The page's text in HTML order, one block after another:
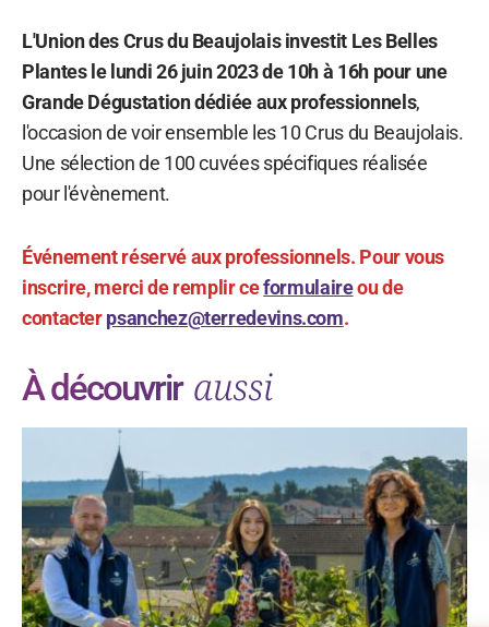
L'Union des Crus du Beaujolais investit Les Belles
Plantes le lundi 26 juin 2023 de 10h à 16h pour une
Grande Dégustation dédiée aux professionnels,
l'occasion de voir ensemble les 10 Crus du Beaujolais.
Une sélection de 100 cuvées spécifiques réalisée
pour l'évènement.
Événement réservé aux professionnels. Pour vous
inscrire, merci de remplir ceformulaireou de
contacterpsanchez@terredevins.com.
À découvrir aussi